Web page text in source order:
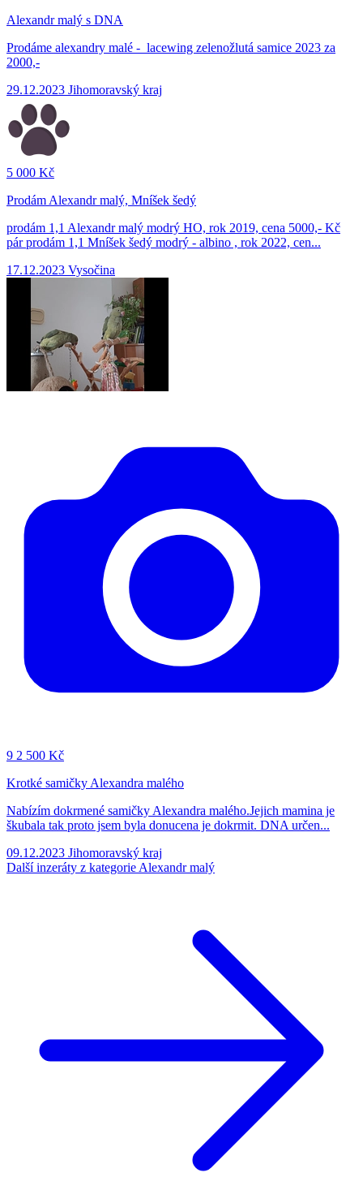
Alexandr malý s DNA
Prodáme alexandry malé - lacewing zelenožlutá samice 2023 za
2000,-
29.12.2023 Jihomoravský kraj
5 000 Kč
Prodám Alexandr malý, Mníšek šedý
prodám 1,1 Alexandr malý modrý HO, rok 2019, cena 5000,- Kč
pár prodám 1,1 Mníšek šedý modrý - albino , rok 2022, cen...
17.12.2023 Vysočina
9 2 500 Kč
Krotké samičky Alexandra malého
Nabízím dokrmené samičky Alexandra malého.Jejich mamina je
škubala tak proto jsem byla donucena je dokrmit. DNA určen...
09.12.2023 Jihomoravský kraj
Další inzeráty z kategorie Alexandr malý